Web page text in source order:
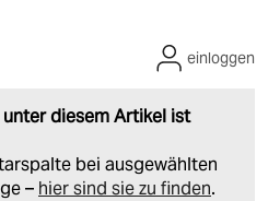
diesem Artikel ist
bei ausgewählten
– hier sind sie zu finden.
einloggen